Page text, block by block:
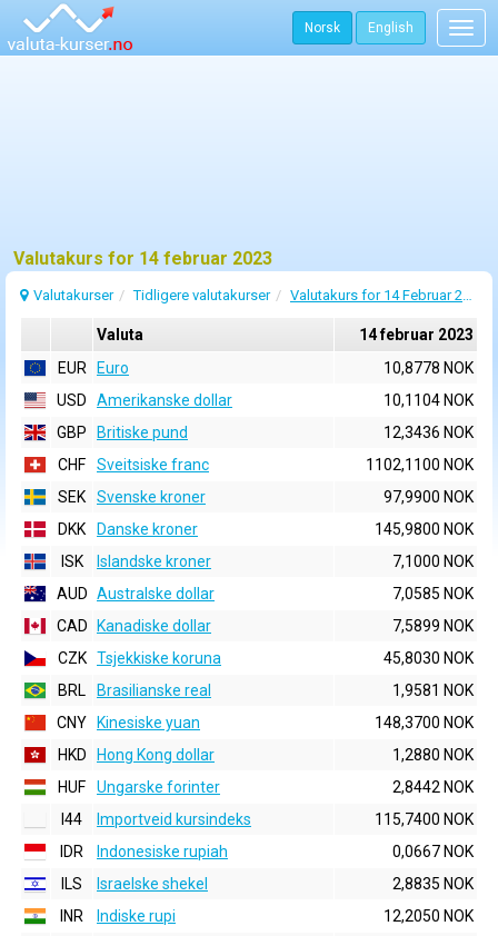
Norsk English
Valutakurs for 14 februar 2023
Valutakurser Tidligere valutakurser Valutakurs for 14 Februar 2023
Valuta
14 februar 2023
EUR
Euro
10,8778 NOK
USD
Amerikanske dollar
10,1104 NOK
GBP
Britiske pund
12,3436 NOK
CHF
Sveitsiske franc
1102,1100 NOK
SEK
Svenske kroner
97,9900 NOK
DKK
Danske kroner
145,9800 NOK
ISK
Islandske kroner
7,1000 NOK
AUD Australske dollar
7,0585 NOK
CAD
Kanadiske dollar
7,5899 NOK
CZK Tsjekkiske koruna
45,8030 NOK
BRL
Brasilianske real
1,9581 NOK
CNY
Kinesiske yuan
148,3700 NOK
HKD
Hong Kong dollar
1,2880 NOK
HUF
Ungarske forinter
2,8442 NOK
I44
Importveid kursindeks
115,7400 NOK
IDR
Indonesiske rupiah
0,0667 NOK
ILS
Israelske shekel
2,8835 NOK
INR
Indiske rupi
12,2050 NOK